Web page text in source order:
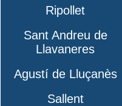
Ripollet
Sant Andreu de
Llavaneres
Agustí de Lluçanès
Sallent